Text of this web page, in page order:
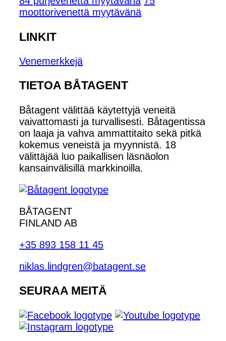
moottorivenettä myytävänä
LINKIT
Venemerkkejä
TIETOA BÅTAGENT
Båtagent välittää käytettyjä veneitä
vaivattomasti ja turvallisesti. Båtagentissa
on laaja ja vahva ammattitaito sekä pitkä
kokemus veneistä ja myynnistä. 18
välittäjää luo paikallisen läsnäolon
kansainvälisillä markkinoilla.
BÅTAGENT
FINLAND AB
+35 893 158 11 45
niklas.lindgren@batagent.se
SEURAA MEITÄ